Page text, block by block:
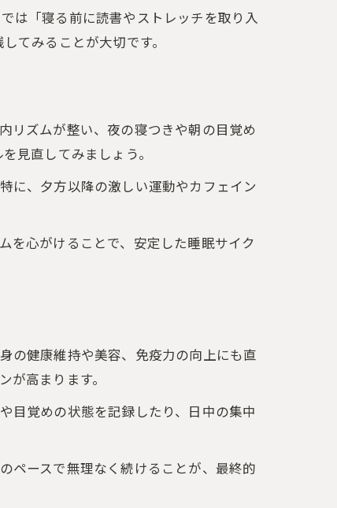
は「寝る前に読書やストレッチを取り入
てみることが大切です。
リズムが整い、夜の寝つきや朝の目覚め
見直してみましょう。
に、夕方以降の激しい運動やカフェイン
を心がけることで、安定した睡眠サイク
の健康維持や美容、免疫力の向上にも直
高まります。
目覚めの状態を記録したり、日中の集中
ペースで無理なく続けることが、最終的